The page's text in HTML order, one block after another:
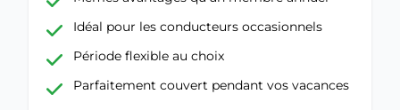
Idéal pour les conducteurs occasionnels
Période flexible au choix
Parfaitement couvert pendant vos vacances